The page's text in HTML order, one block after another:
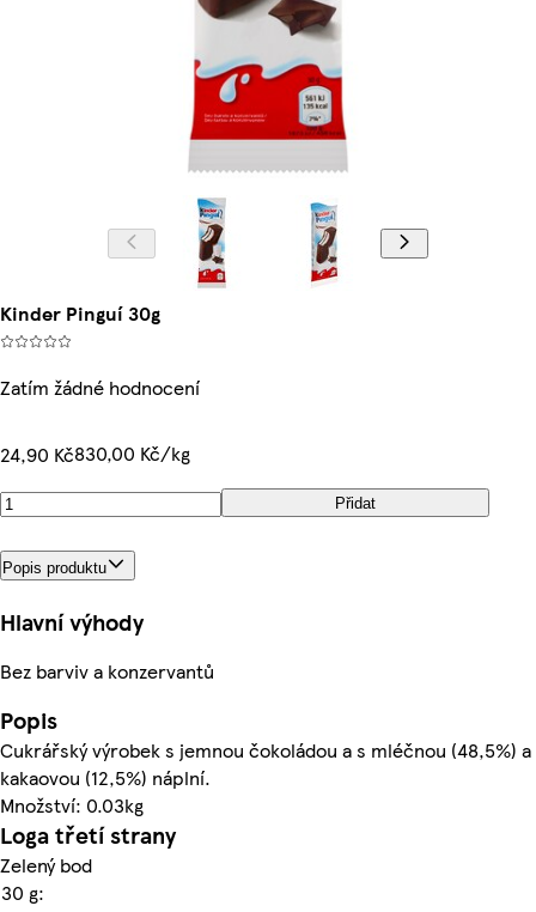
Kinder Pinguí 30g
Zatím žádné hodnocení
24,90 Kč830,00 Kč/kg
Přidat
Popis produktu
Hlavní výhody
Bez barviv a konzervantů
Popis
Cukrářský výrobek s jemnou čokoládou a s mléčnou (48,5%) a
kakaovou (12,5%) náplní.
Množství: 0.03kg
Loga třetí strany
Zelený bod
30 g: